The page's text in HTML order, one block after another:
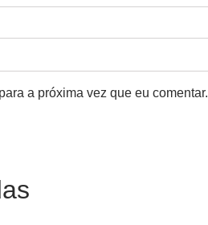
a próxima vez que eu comentar.